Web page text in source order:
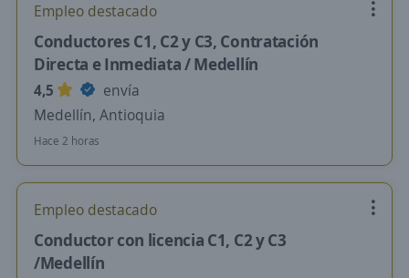
Empleo destacado
Conductores C1, C2 y C3, Contratación
Directa e Inmediata / Medellín
4,5
envía
Medellín, Antioquia
Hace 2 horas
Empleo destacado
Conductor con licencia C1, C2 y C3
/Medellín